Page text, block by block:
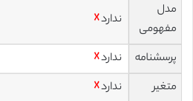
مدل
مفهومی
ندارد☓
پرسشنامه ندارد☓
متغیر
ندارد☓